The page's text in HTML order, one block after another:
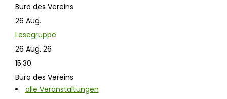
Büro des Vereins
26 Aug.
Lesegruppe
26 Aug. 26
15:30
Büro des Vereins
alle Veranstaltungen